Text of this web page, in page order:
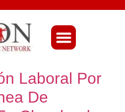
Laboral Por
De